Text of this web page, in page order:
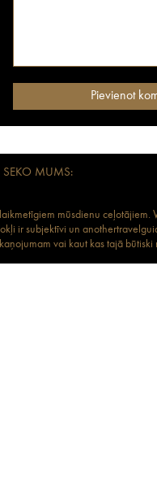
SEKO MUMS:
mūsdienu
ir subjektīvi un
vai kaut kas tajā